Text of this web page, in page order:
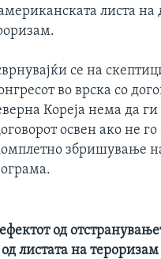
листа
се на
во врска со
Кореја нема да ги
освен ако не
збришување
од
листата на